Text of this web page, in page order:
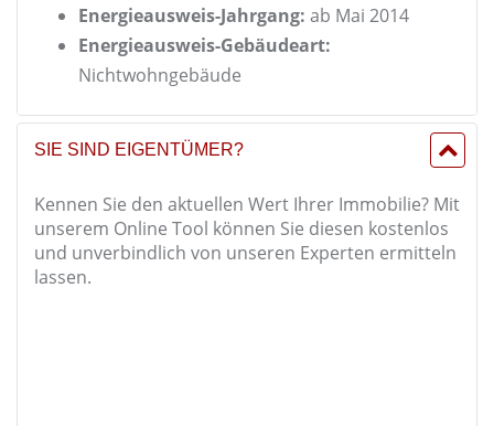
Energieausweis-Jahrgang: ab Mai 2014
Energieausweis-Gebäudeart:
Nichtwohngebäude
SIE SIND EIGENTÜMER?
Kennen Sie den aktuellen Wert Ihrer Immobilie? Mit
unserem Online Tool können Sie diesen kostenlos
und unverbindlich von unseren Experten ermitteln
lassen.